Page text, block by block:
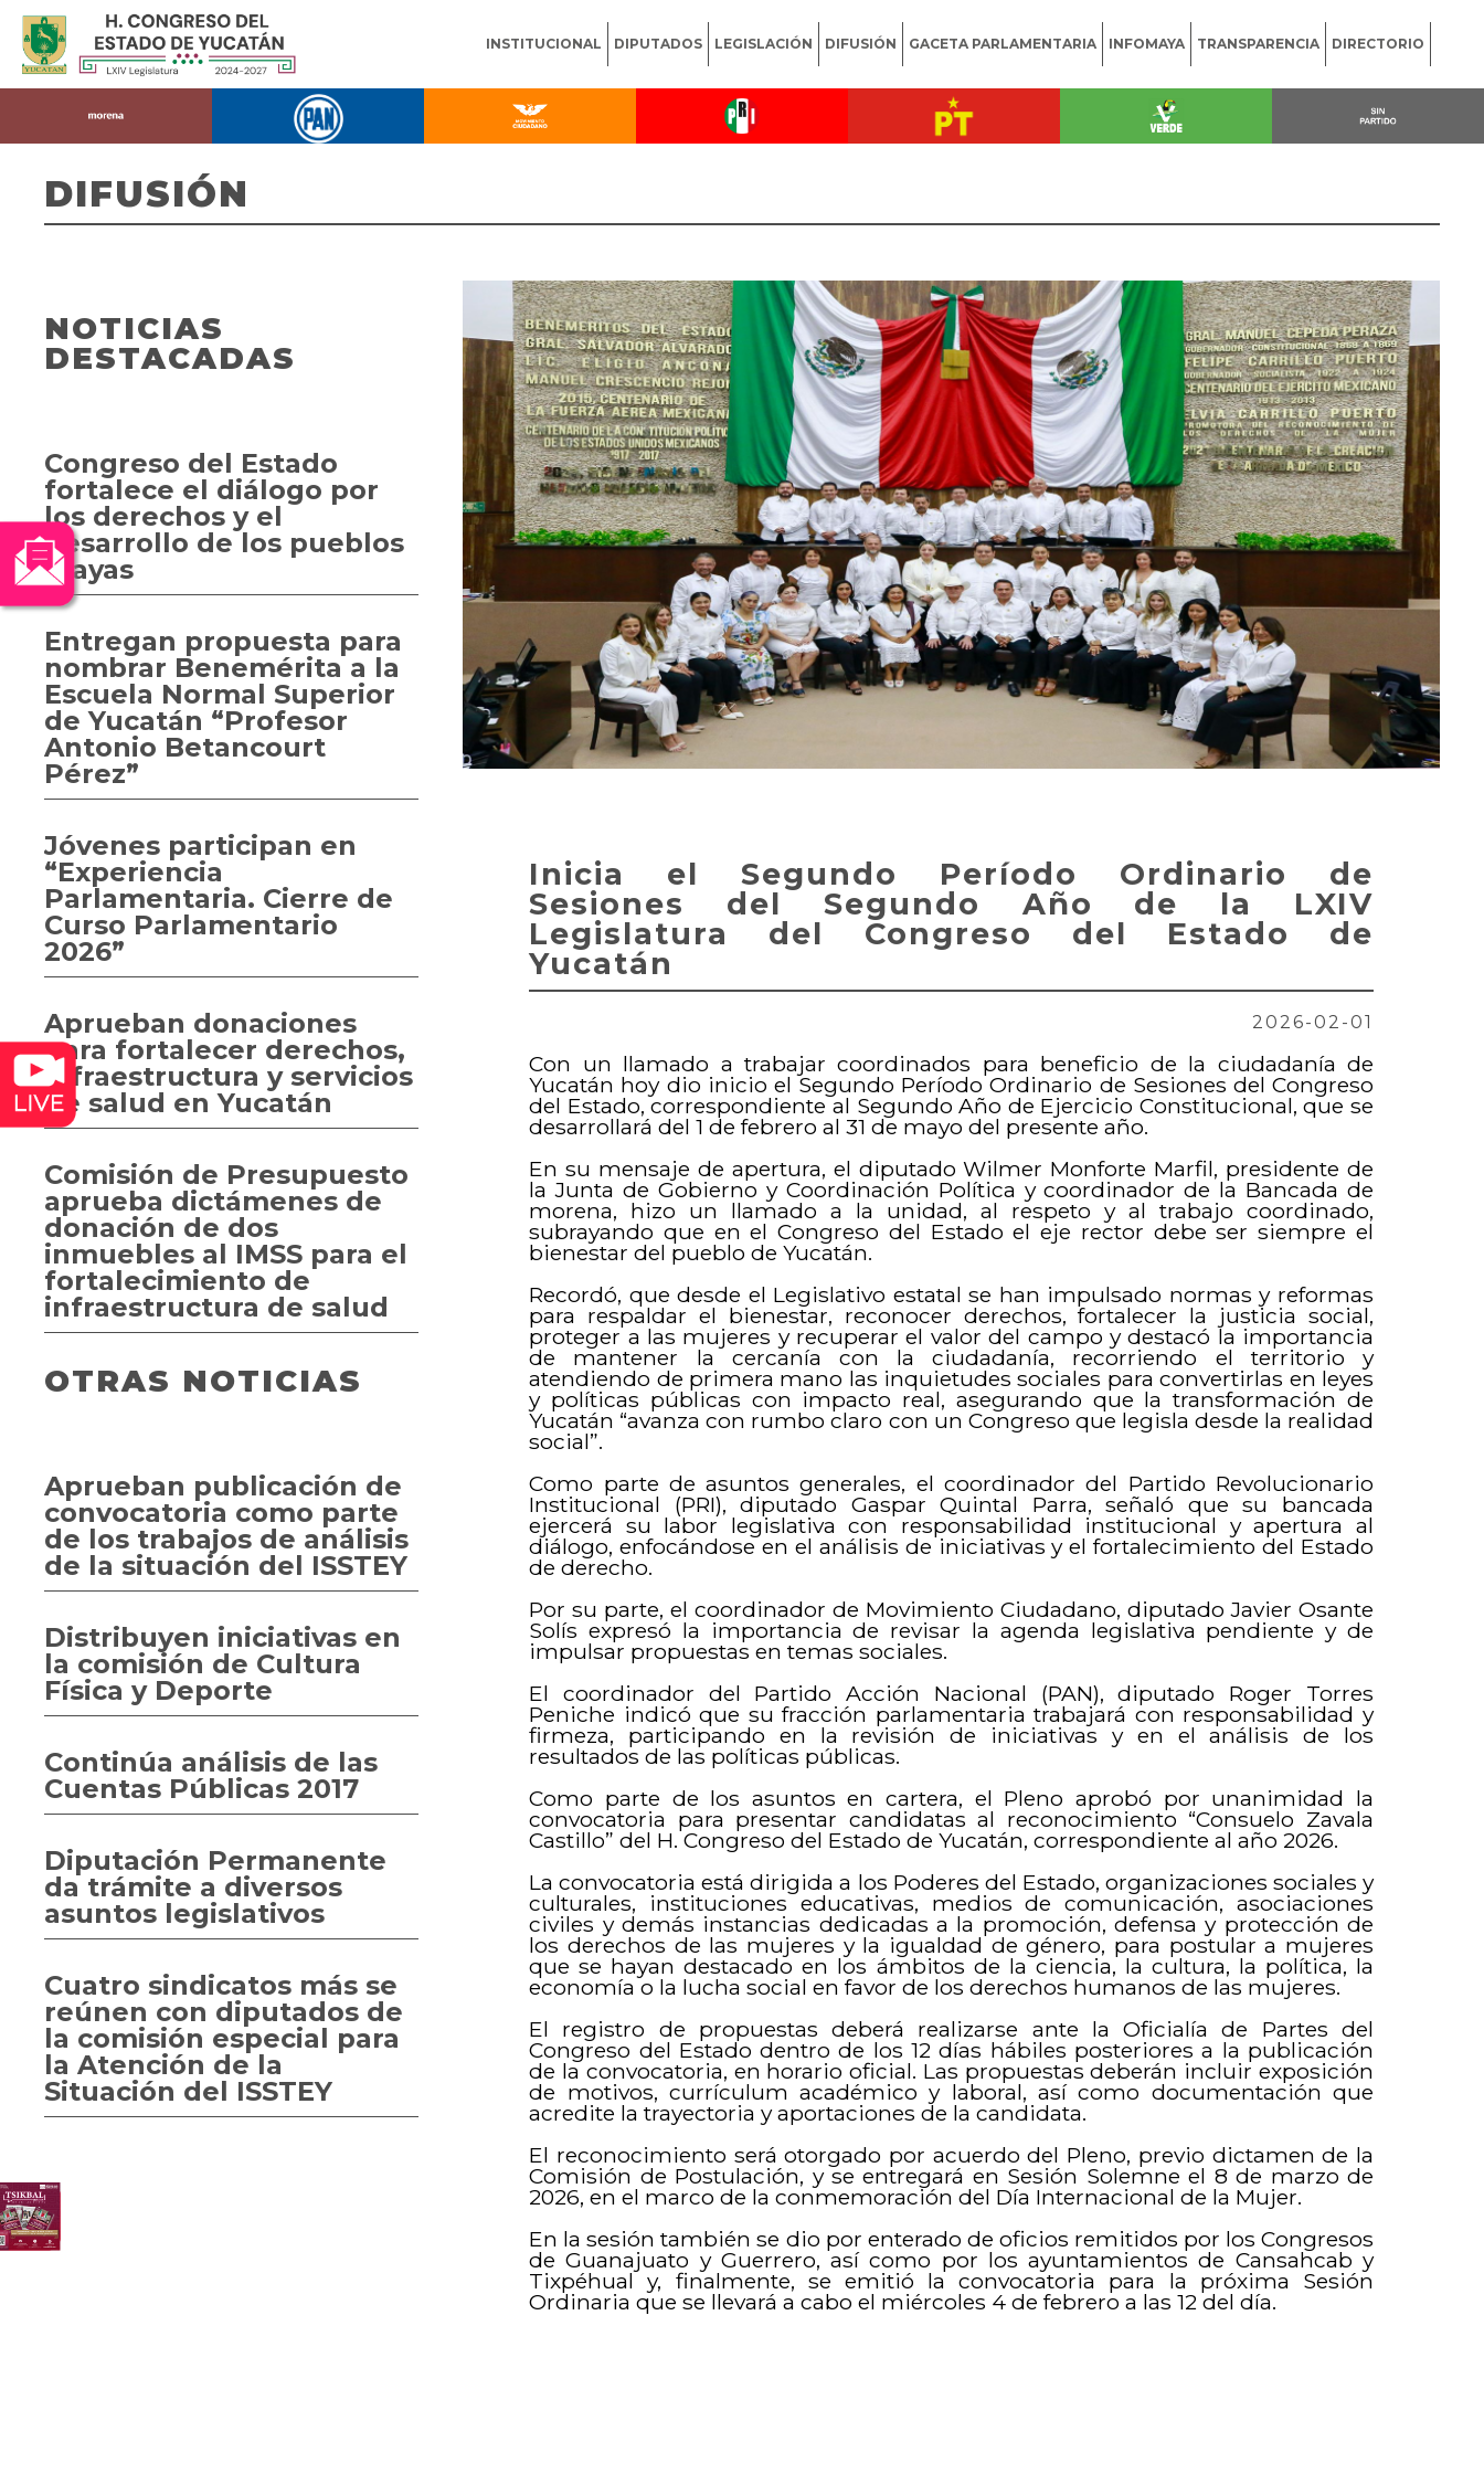
INSTITUCIONAL DIPUTADOS LEGISLACIÓN DIFUSIÓN GACETA PARLAMENTARIA INFOMAYA TRANSPARENCIA DIRECTORIO
DIFUSIÓN
Inicia el Segundo Período Ordinario de
Sesiones del Segundo Año de la LXIV
Legislatura del Congreso del Estado de
Yucatán
2026-02-01
Con un llamado a trabajar coordinados para beneficio de la ciudadanía de
Yucatán hoy dio inicio el Segundo Período Ordinario de Sesiones del Congreso
del Estado, correspondiente al Segundo Año de Ejercicio Constitucional, que se
desarrollará del 1 de febrero al 31 de mayo del presente año.
En su mensaje de apertura, el diputado Wilmer Monforte Marfil, presidente de
la Junta de Gobierno y Coordinación Política y coordinador de la Bancada de
morena, hizo un llamado a la unidad, al respeto y al trabajo coordinado,
subrayando que en el Congreso del Estado el eje rector debe ser siempre el
bienestar del pueblo de Yucatán.
Recordó, que desde el Legislativo estatal se han impulsado normas y reformas
para respaldar el bienestar, reconocer derechos, fortalecer la justicia social,
proteger a las mujeres y recuperar el valor del campo y destacó la importancia
de mantener la cercanía con la ciudadanía, recorriendo el territorio y
atendiendo de primera mano las inquietudes sociales para convertirlas en leyes
y políticas públicas con impacto real, asegurando que la transformación de
Yucatán “avanza con rumbo claro con un Congreso que legisla desde la realidad
social”.
Como parte de asuntos generales, el coordinador del Partido Revolucionario
Institucional (PRI), diputado Gaspar Quintal Parra, señaló que su bancada
ejercerá su labor legislativa con responsabilidad institucional y apertura al
diálogo, enfocándose en el análisis de iniciativas y el fortalecimiento del Estado
de derecho.
Por su parte, el coordinador de Movimiento Ciudadano, diputado Javier Osante
Solís expresó la importancia de revisar la agenda legislativa pendiente y de
impulsar propuestas en temas sociales.
El coordinador del Partido Acción Nacional (PAN), diputado Roger Torres
Peniche indicó que su fracción parlamentaria trabajará con responsabilidad y
firmeza, participando en la revisión de iniciativas y en el análisis de los
resultados de las políticas públicas.
Como parte de los asuntos en cartera, el Pleno aprobó por unanimidad la
convocatoria para presentar candidatas al reconocimiento “Consuelo Zavala
Castillo” del H. Congreso del Estado de Yucatán, correspondiente al año 2026.
La convocatoria está dirigida a los Poderes del Estado, organizaciones sociales y
culturales, instituciones educativas, medios de comunicación, asociaciones
civiles y demás instancias dedicadas a la promoción, defensa y protección de
los derechos de las mujeres y la igualdad de género, para postular a mujeres
que se hayan destacado en los ámbitos de la ciencia, la cultura, la política, la
economía o la lucha social en favor de los derechos humanos de las mujeres.
El registro de propuestas deberá realizarse ante la Oficialía de Partes del
Congreso del Estado dentro de los 12 días hábiles posteriores a la publicación
de la convocatoria, en horario oficial. Las propuestas deberán incluir exposición
de motivos, currículum académico y laboral, así como documentación que
acredite la trayectoria y aportaciones de la candidata.
El reconocimiento será otorgado por acuerdo del Pleno, previo dictamen de la
Comisión de Postulación, y se entregará en Sesión Solemne el 8 de marzo de
2026, en el marco de la conmemoración del Día Internacional de la Mujer.
En la sesión también se dio por enterado de oficios remitidos por los Congresos
de Guanajuato y Guerrero, así como por los ayuntamientos de Cansahcab y
Tixpéhual y, finalmente, se emitió la convocatoria para la próxima Sesión
Ordinaria que se llevará a cabo el miércoles 4 de febrero a las 12 del día.
NOTICIAS
DESTACADAS
Congreso del Estado
fortalece el diálogo por
los derechos y el
desarrollo de los pueblos
mayas
Entregan propuesta para
nombrar Benemérita a la
Escuela Normal Superior
de Yucatán “Profesor
Antonio Betancourt
Pérez”
Jóvenes participan en
“Experiencia
Parlamentaria. Cierre de
Curso Parlamentario
2026”
Aprueban donaciones
para fortalecer derechos,
infraestructura y servicios
de salud en Yucatán
Comisión de Presupuesto
aprueba dictámenes de
donación de dos
inmuebles al IMSS para el
fortalecimiento de
infraestructura de salud
OTRAS NOTICIAS
Aprueban publicación de
convocatoria como parte
de los trabajos de análisis
de la situación del ISSTEY
Distribuyen iniciativas en
la comisión de Cultura
Física y Deporte
Continúa análisis de las
Cuentas Públicas 2017
Diputación Permanente
da trámite a diversos
asuntos legislativos
Cuatro sindicatos más se
reúnen con diputados de
la comisión especial para
la Atención de la
Situación del ISSTEY